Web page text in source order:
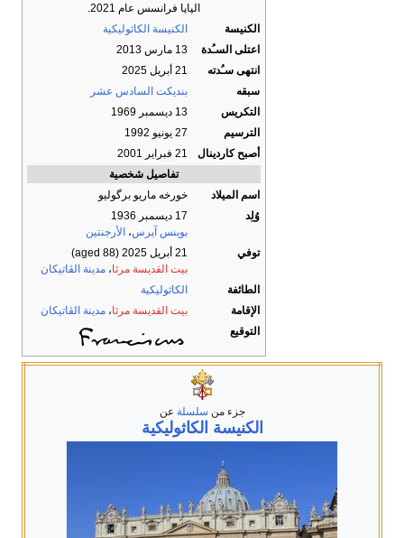
الپاپا فرانسس عام 2021.
الكنيسة
الكنيسة الكاثوليكية
اعتلى السـُدة
13 مارس 2013
انتهى سـُدته
21 أبريل 2025
سبقه
بنديكت السادس عشر
التكريس
13 ديسمبر 1969
الترسيم
27 يونيو 1992
أصبح كاردينال
21 فبراير 2001
تفاصيل شخصية
اسم الميلاد
خورخه ماريو برگوليو
وُلِد
17 ديسمبر 1936
بوينس آيرس، الأرجنتين
توفي
21 أبريل 2025
(aged 88)
بيت القديسة مرثا، مدينة الڤاتيكان
الطائفة
الكاثوليكية
الإقامة
بيت القديسة مرثا، مدينة الڤاتيكان
التوقيع
جزء من سلسلة عن
الكنيسة الكاثوليكية